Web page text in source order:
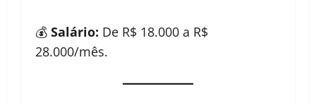
💰 Salário: De R$ 18.000 a R$
28.000/mês.